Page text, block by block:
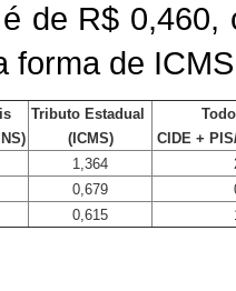
de R$
forma de
Tributo Estadual
(ICMS)
CIDE +
1,364
0,679
0,615